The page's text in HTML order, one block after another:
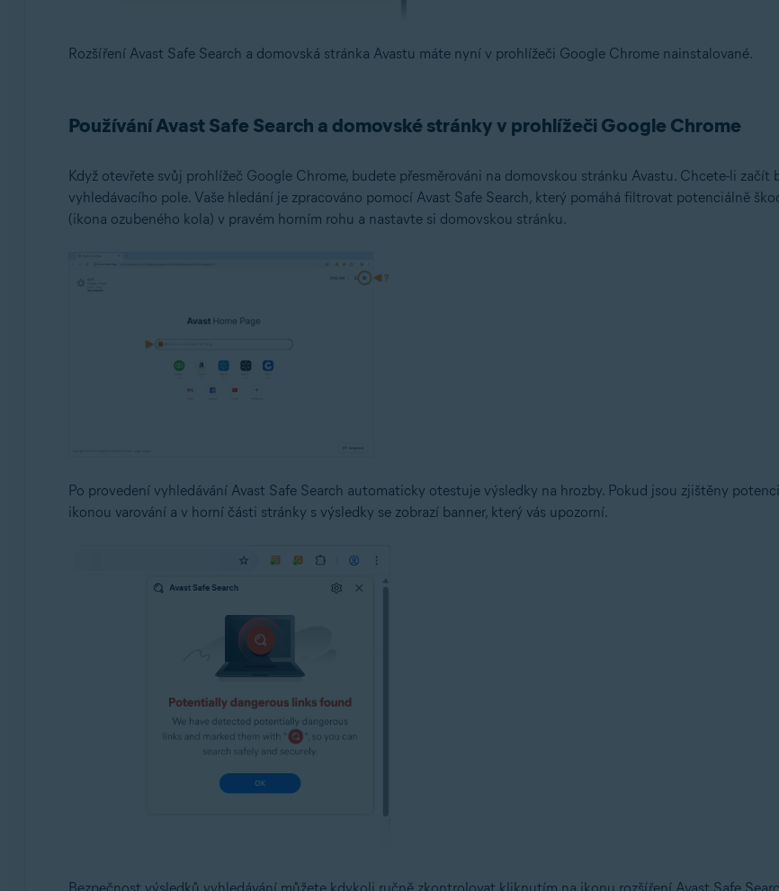
Rozšíření Avast Safe Search a domovská stránka Avastu máte nyní v prohlížeči Google Chrome nainstalované.
Používání Avast Safe Search a domovské stránky v prohlížeči Google Chrome
Když otevřete svůj prohlížeč Google Chrome, budete přesměrováni na domovskou stránku Avastu. Chcete-li začít
vyhledávacího pole. Vaše hledání je zpracováno pomocí Avast Safe Search, který pomáhá filtrovat potenciálně
(ikona ozubeného kola) v pravém horním rohu a nastavte si domovskou stránku.
Po provedení vyhledávání Avast Safe Search automaticky otestuje výsledky na hrozby. Pokud jsou zjištěny
ikonou varování a v horní části stránky s výsledky se zobrazí banner, který vás upozorní.